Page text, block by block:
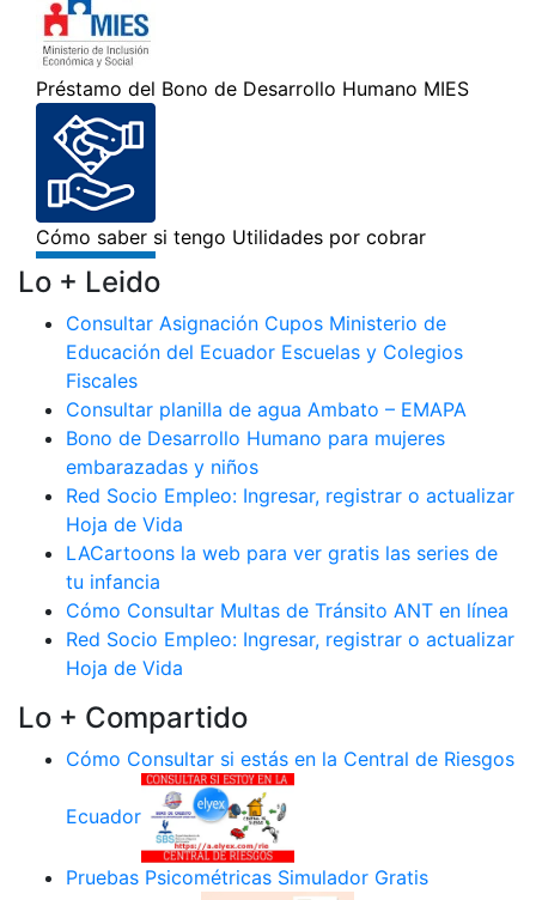
Lo + Leido
Consultar Asignación Cupos Ministerio de
Educación del Ecuador Escuelas y Colegios
Fiscales
Consultar planilla de agua Ambato – EMAPA
Bono de Desarrollo Humano para mujeres
embarazadas y niños
Red Socio Empleo: Ingresar, registrar o actualizar
Hoja de Vida
LACartoons la web para ver gratis las series de
tu infancia
Cómo Consultar Multas de Tránsito ANT en línea
Red Socio Empleo: Ingresar, registrar o actualizar
Hoja de Vida
Lo + Compartido
Cómo Consultar si estás en la Central de Riesgos
Ecuador
Pruebas Psicométricas Simulador Gratis